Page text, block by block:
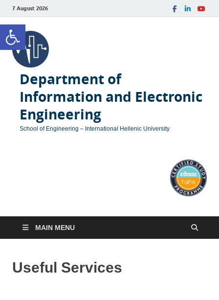
Open toolbar
7 August 2026
Department of
Information and Electronic
Engineering
School of Engineering – International Hellenic University
MAIN MENU
Useful Services